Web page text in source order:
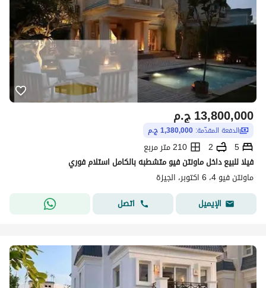
ج.م13,800,000
الدفعة المقدّمة: 1,380,000 ج.م
5
2
210 متر مربع
فيلا للبيع داخل ماونتن فيو متشطبه بالكامل استلام فوري
ماونتن فيو 4، 6 اكتوبر، الجيزة
الإيميل
اتصل